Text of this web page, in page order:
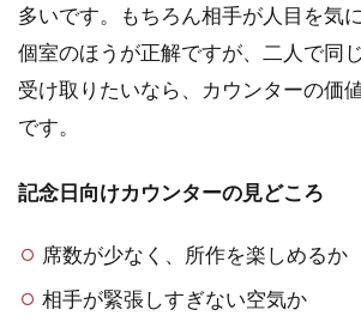
多いです。もちろん相手が人目を気
個室のほうが正解ですが、二人で同
受け取りたいなら、カウンターの価
です。
記念日向けカウンターの見どころ
席数が少なく、所作を楽しめるか
相手が緊張しすぎない空気か